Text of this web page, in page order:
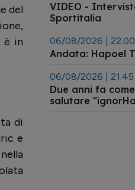
del
è in
di
e
VIDEO -
Sportitalia
06/08/2026 | 22.00
Andata: Hapoel
06/08/2026 | 21.45
Due anni fa
salutare